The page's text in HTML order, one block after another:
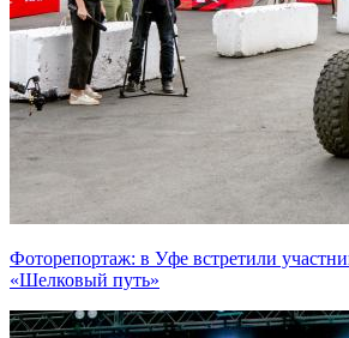
Фоторепортаж: в Уфе встретили
«Шелковый путь»